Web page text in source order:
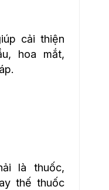
cải thiện
hoa mắt,
là thuốc,
thế thuốc